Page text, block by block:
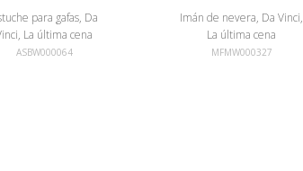
para gafas, Da
La última cena
ASBW000064
Imán de nevera, Da Vinci,
La última cena
MFMW000327